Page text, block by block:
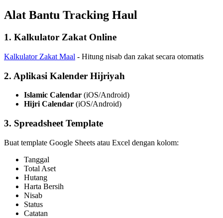
Alat Bantu Tracking Haul
1. Kalkulator Zakat Online
Kalkulator Zakat Maal - Hitung nisab dan zakat secara otomatis
2. Aplikasi Kalender Hijriyah
Islamic Calendar (iOS/Android)
Hijri Calendar (iOS/Android)
3. Spreadsheet Template
Buat template Google Sheets atau Excel dengan kolom:
Tanggal
Total Aset
Hutang
Harta Bersih
Nisab
Status
Catatan